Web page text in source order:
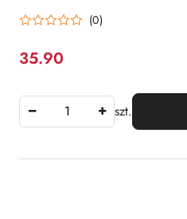
(0)
Cena:
35.90
szt.